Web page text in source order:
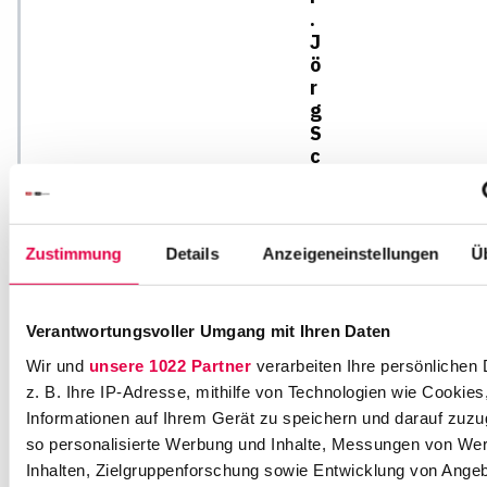
Zustimmung Details Anzeigeneinstellungen
Verantwortungsvoller Umgang mit Ihren Daten
Wir und unsere 1022 Partnerverarbeiten Ihre persönlichen
z. B. Ihre IP-Adresse, mithilfe von Technologien wie
Informationen auf Ihrem Gerät zu speichern und darauf
so personalisierte Werbung und Inhalte, Messungen von
Inhalten, Zielgruppenforschung sowie Entwicklung von
.
J
ö
r
g
S
c
u
f
F
t
z
-
S
h
ä